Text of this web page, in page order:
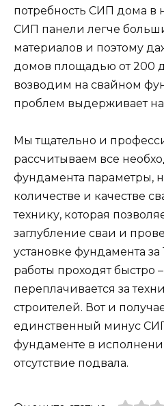
потребность СИП дома в
СИП панели легче
материалов и поэтому
домов площадью от 200
возводим на свайном
проблем выдерживает
Мы тщательно и
рассчитываем все
фундамента параметры,
количестве и качестве
технику, которая
заглубление сваи и
установке фундамента за
работы проходят быстро
переплачивается за
строителей. Вот и
единственный минус
фундаменте в
отсутствие подвала.